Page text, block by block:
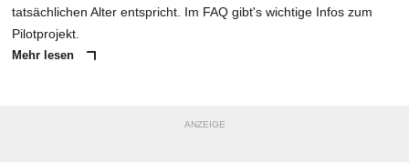
tatsächlichen Alter entspricht. Im FAQ gibt's wichtige Infos zum
Pilotprojekt.
Mehr lesen
ANZEIGE